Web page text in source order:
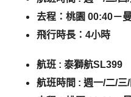
去程：桃園 00:40－
飛行時長：4小時
航班 : 泰獅航SL399
航班時間 : 週一/二/三